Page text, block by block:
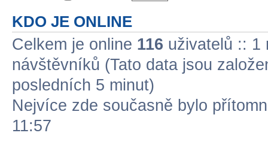
KDO JE ONLINE
Celkem je online 116 uživatelů :: 1
návštěvníků (Tato data jsou
posledních 5 minut)
Nejvíce zde současně bylo
11:57